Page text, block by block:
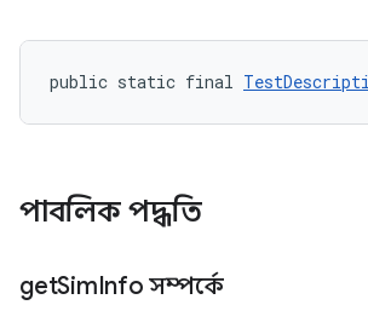
public static final
পাবলিক পদ্ধতি
getSimInfo সম্পর্কে